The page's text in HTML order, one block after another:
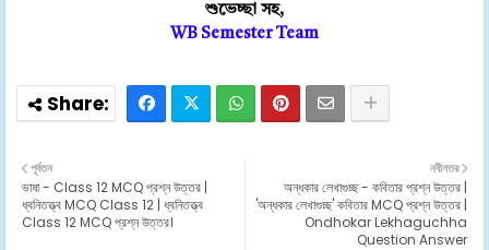
শুভেচ্ছা সহ,
WB Semester Team
নবীনতর
অন্ধকার লেখাগুচ্ছ - কবিতার প্রশ্ন উত্তর |
'অন্ধকার লেখাগুচ্ছ' কবিতার MCQ প্রশ্ন উত্তর |
Ondhokar Lekhaguchha
Question Answer
পূর্বতন
ভাষা - Class 12 MCQ প্রশ্ন উত্তর |
ধ্বনিতত্ত্ব MCQ Class 12 | ধ্বনিতত্ত্ব
Class 12 MCQ প্রশ্ন উত্তর।